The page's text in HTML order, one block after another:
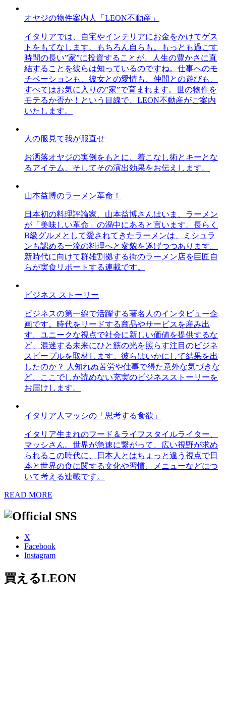
オヤジの物件案内人「LEON不動産」
イタリアでは、自宅やインテリアにお金をかけてゲス
トをもてなします。もちろん自らも。もっとも過ごす
時間の長い”家”に投資することが、人生の豊かさに直
結することを彼らは知っているのですね。仕事へのモ
チベーションも、彼女との愛情も、仲間との遊びも、
すべてはお気に入りの”家”で育まれます。世の物件を
モテるか否か！という目線で、LEON不動産がご案内
いたします。
人の服見て我が服直せ
お洒落オヤジの実例をもとに、着こなし術とキーとな
るアイテム、そしてその演出効果をお伝えします。
山本益博のラーメン革命！
日本初の料理評論家、山本益博さんはいま、ラーメン
が「美味しい革命」の渦中にあると言います。長らく
B級グルメとして愛されてきたラーメンは、ミシュラ
ンも認める一流の料理へと変貌を遂げつつあります。
新時代に向けて群雄割拠する街のラーメン店を巨匠自
らが実食リポートする連載です。
ビジネス ストーリー
ビジネスの第一線で活躍する著名人のインタビュー企
画です。時代をリードする商品やサービスを産み出
す、ユニークな視点で社会に新しい価値を提供するな
ど、混迷する未来にひと筋の光を照らす注目のビジネ
スピープルを取材します。彼らはいかにして結果を出
したのか？ 人知れぬ苦労や仕事で得た意外な気づきな
ど、ここでしか読めない充実のビジネスストーリーを
お届けします。
イタリア人マッシの「思考する食欲」
イタリア生まれのフード＆ライフスタイルライター、
マッシさん。世界が急速に繋がって、広い視野が求め
られるこの時代に、日本人とはちょっと違う視点で日
本と世界の食に関する文化や習慣、メニューなどにつ
いて考える連載です。
READ MORE
X
Facebook
Instagram
買えるLEON